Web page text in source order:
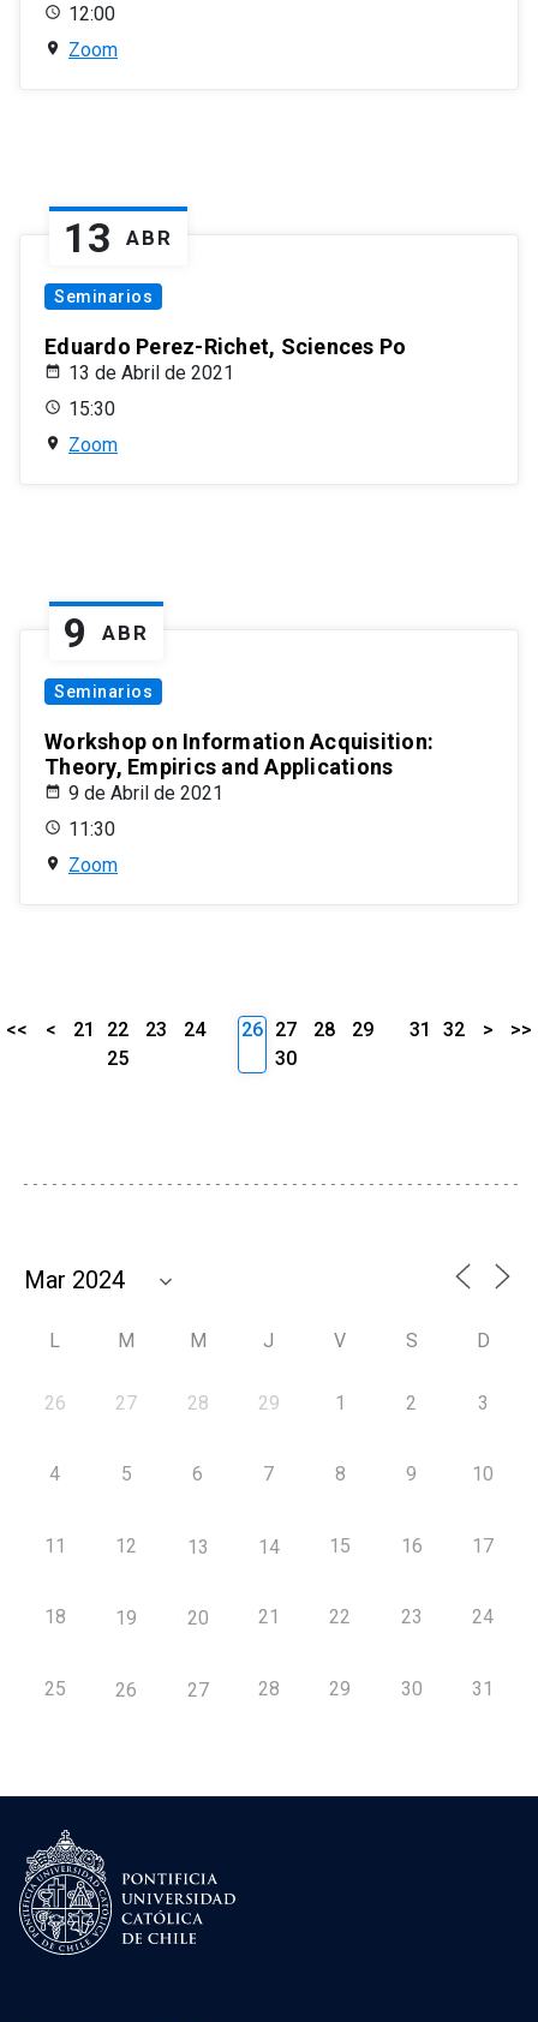
12:00
Zoom
13 ABR
Seminarios
Eduardo Perez-Richet, Sciences Po
13 de Abril de 2021
15:30
Zoom
9 ABR
Seminarios
Workshop on Information Acquisition:
Theory, Empirics and Applications
9 de Abril de 2021
11:30
Zoom
<< < 21 22 23
24
25
26 27 28
29
30
31 32 > >>
L M M J V S D
26 27 28 29 1 2 3
4 5 6 7 8 9 10
11 12 13 14 15 16 17
18 19 20 21 22 23 24
25 26 27 28 29 30 31